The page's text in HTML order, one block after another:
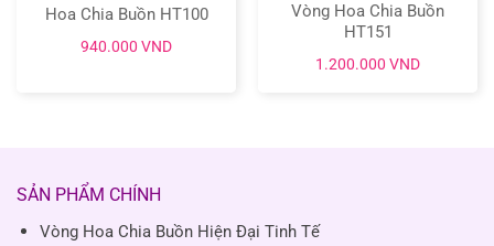
Hoa Chia Buồn HT100
940.000 VND
Vòng Hoa Chia Buồn
HT151
1.200.000 VND
SẢN PHẨM CHÍNH
Vòng Hoa Chia Buồn Hiện Đại Tinh Tế